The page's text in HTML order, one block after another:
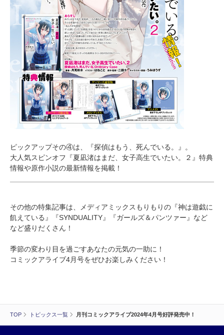
TOP トピックス一覧 月刊コミックアライブ2024年4月号好評発売中！
ピックアップその④は、『探偵はもう、死んでいる。』。
大人気スピンオフ『夏凪渚はまだ、女子高生でいたい。２』特典
情報や原作小説の最新情報を掲載！
その他の特集記事は、メディアミックスもりもりの『神は遊戯に
飢えている』『SYNDUALITY』『ガールズ＆パンツァー』など
など盛りだくさん！
季節の変わり目を過ごすあなたの元気の一助に！
コミックアライブ4月号をぜひお楽しみください！